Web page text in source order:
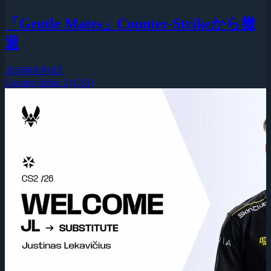
「Gentle Mates」Counter-Strikeから撤
退
2026年8月8日
Counter-Strike 2 (CS2)